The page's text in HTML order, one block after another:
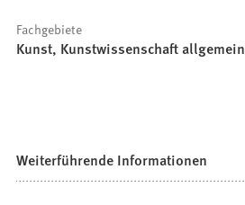
Fachgebiete
Kunst, Kunstwissenschaft allgemein
Weiterführende Informationen